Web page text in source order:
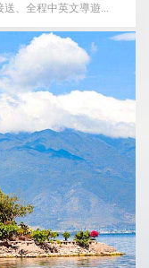
、全程中英文導遊...